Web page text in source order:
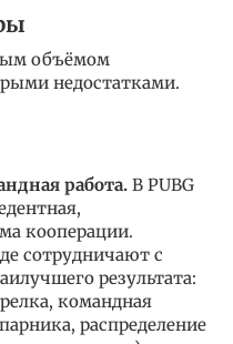
объёмом
недостатками.
работа. В PUBG
кооперации.
сотрудничают с
результата:
командная
распределение